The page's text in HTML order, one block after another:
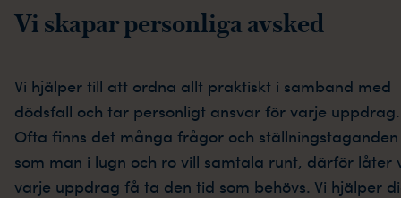
Vi skapar personliga avsked
Vi hjälper till att ordna allt praktiskt i samband med
dödsfall och tar personligt ansvar för varje uppdrag.
Ofta finns det många frågor och ställningstaganden
som man i lugn och ro vill samtala runt, därför låter
varje uppdrag få ta den tid som behövs. Vi hjälper